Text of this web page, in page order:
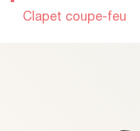
Clapet coupe-feu